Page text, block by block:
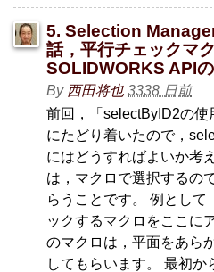
5. Selection
話，平行チェックマク
SOLIDWORKS API
By 西田将也 3338 日前
前回，「selectByID2の
にたどり着いたので，
にはどうすればよいか考
は，マクロで選択するの
らうことです。 例とし
ックするマクロをここに
のマクロは，平面をあら
してもらいます。 最初